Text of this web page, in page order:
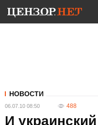
НОВОСТИ
06.07.10 08:50 488
И